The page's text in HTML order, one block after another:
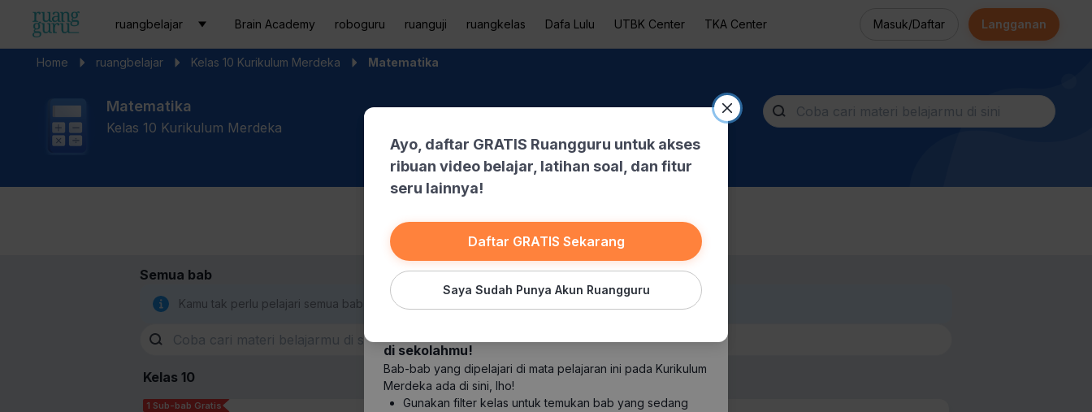
ruangbelajar Brain Academy roboguru ruanguji ruangkelas Dafa Lulu UTBK Center TKA Center Masuk/Daftar Langganan
Home ruangbelajar Kelas 10 Kurikulum Merdeka Matematika
Matematika
Kelas 10 Kurikulum Merdeka
Semua bab
Kamu tak perlu pelajari semua bab, cukup pelajari bab yang dipelajari di sekolah. Selengkapnya
Kelas 10
1 Sub-bab Gratis 1 Sub-bab Gratis
di sekolahmu!
Bab-bab yang dipelajari di mata pelajaran ini pada Kurikulum
Merdeka ada di sini, lho!
Gunakan filter kelas untuk temukan bab yang sedang
Ayo, daftar GRATIS Ruangguru untuk akses
ribuan video belajar, latihan soal, dan fitur
seru lainnya!
Daftar GRATIS Sekarang
Saya Sudah Punya Akun Ruangguru